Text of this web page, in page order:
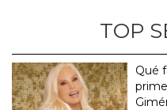
TOP
Qué